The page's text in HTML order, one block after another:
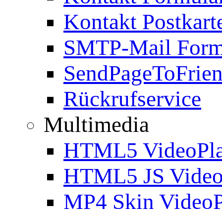
Kontakt
SMTP-Mail
Rückrufservice
Multimedia
HTML5
HTML5 JS
MP4 Skin